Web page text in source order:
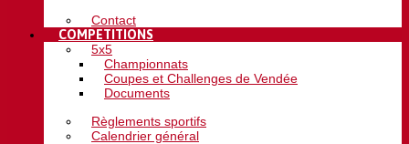
Contact
COMPETITIONS
5x5
Championnats
Coupes et Challenges de Vendée
Documents
Règlements sportifs
Calendrier général